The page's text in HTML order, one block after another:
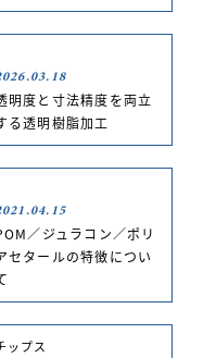
明度と寸法精度を両立
る透明樹脂加工
／ジュラコン／ポリ
セタールの特徴につい
ップス